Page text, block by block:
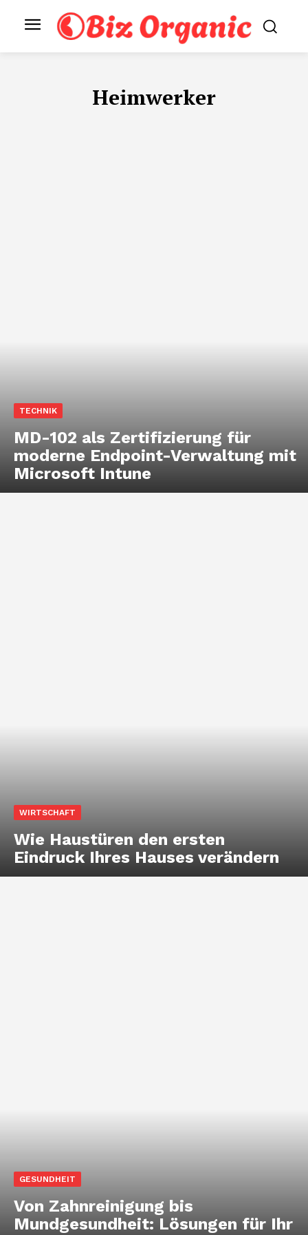
Heimwerker
TECHNIK
MD-102 als Zertifizierung für
moderne Endpoint-Verwaltung mit
Microsoft Intune
WIRTSCHAFT
Wie Haustüren den ersten
Eindruck Ihres Hauses verändern
GESUNDHEIT
Von Zahnreinigung bis
Mundgesundheit: Lösungen für Ihr